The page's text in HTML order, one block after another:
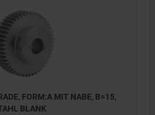
FORM:A MIT NABE, B=15,
BLANK